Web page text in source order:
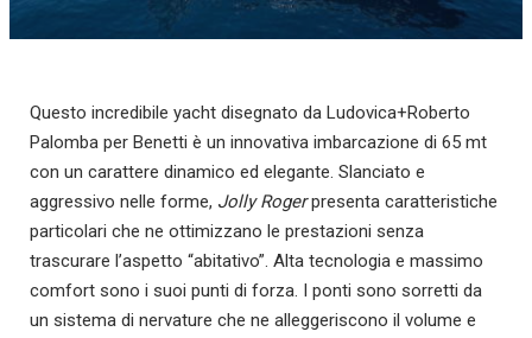
Questo incredibile yacht disegnato da Ludovica+Roberto
Palomba per Benetti è un innovativa imbarcazione di 65 mt
con un carattere dinamico ed elegante. Slanciato e
aggressivo nelle forme, Jolly Rogerpresenta caratteristiche
particolari che ne ottimizzano le prestazioni senza
trascurare l’aspetto “abitativo”. Alta tecnologia e massimo
comfort sono i suoi punti di forza. I ponti sono sorretti da
un sistema di nervature che ne alleggeriscono il volume e